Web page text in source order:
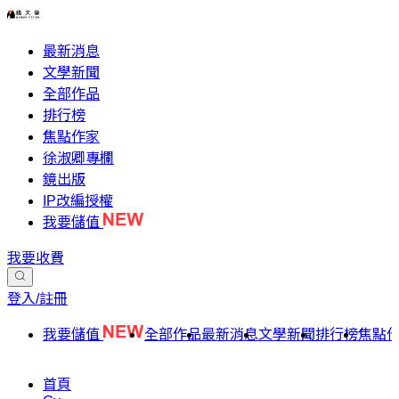
最新消息
文學新聞
全部作品
排行榜
焦點作家
徐淑卿專欄
鏡出版
IP改編授權
我要儲值
我要收費
登入/註冊
我要儲值 全部作品最新消息文學新聞排行榜焦點
首頁